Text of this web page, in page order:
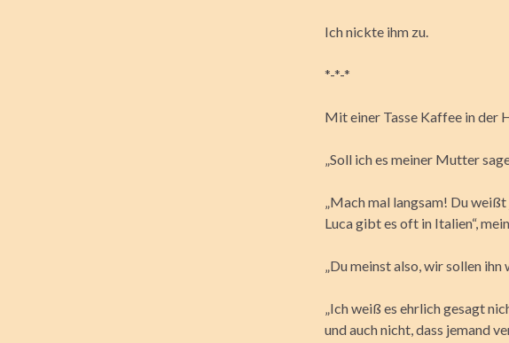
Ich nickte ihm zu.
*-*-*
Mit einer Tasse Kaffee in der
„Soll ich es meiner Mutter
„Mach mal langsam! Du
Luca gibt es oft in Italien“,
„Du meinst also, wir sollen
„Ich weiß es ehrlich gesagt
und auch nicht, dass jemand